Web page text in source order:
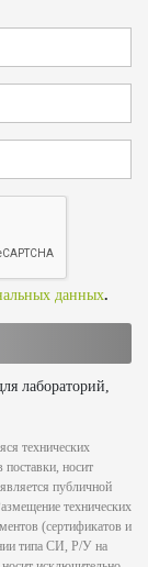
данных.
лабораторий,
технических
поставки, носит
публичной
технических
(сертификатов и
типа СИ, Р/У на